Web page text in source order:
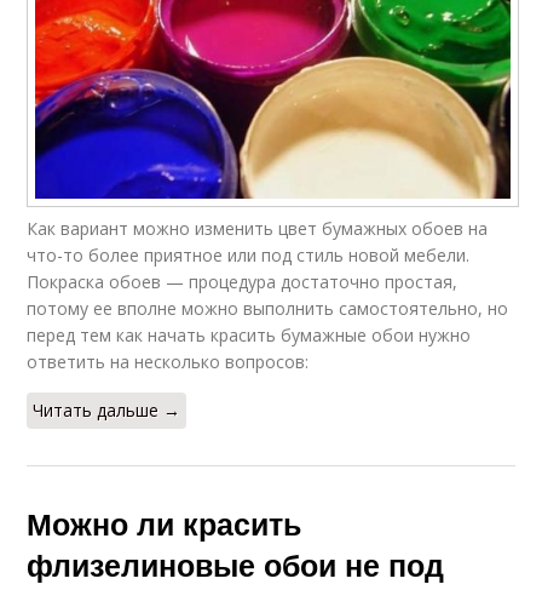
Как вариант можно изменить цвет бумажных обоев на
что-то более приятное или под стиль новой мебели.
Покраска обоев — процедура достаточно простая,
потому ее вполне можно выполнить самостоятельно, но
перед тем как начать красить бумажные обои нужно
ответить на несколько вопросов:
Читать дальше →
Можно ли красить
флизелиновые обои не под